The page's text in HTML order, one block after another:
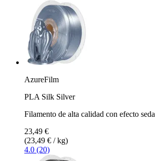
AzureFilm
PLA Silk Silver
Filamento de alta calidad con efecto seda
23,49 €
(23,49 € / kg)
4.0 (20)